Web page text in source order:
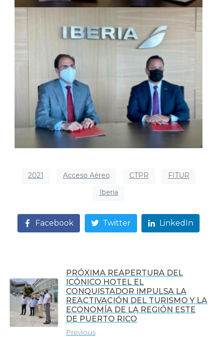
2021 Acceso Aéreo CTPR
FITUR
Iberia
Facebook Twitter LinkedIn
PRÓXIMA REAPERTURA DEL
ICÓNICO HOTEL EL
CONQUISTADOR IMPULSA LA
REACTIVACIÓN DEL TURISMO Y LA
ECONOMÍA DE LA REGIÓN ESTE
DE PUERTO RICO
Previous